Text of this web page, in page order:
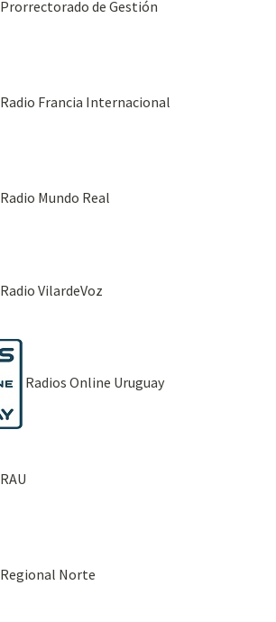
Prorrectorado de Gestión
Radio Francia Internacional
Radio Mundo Real
Radio VilardeVoz
Radios Online Uruguay
RAU
Regional Norte